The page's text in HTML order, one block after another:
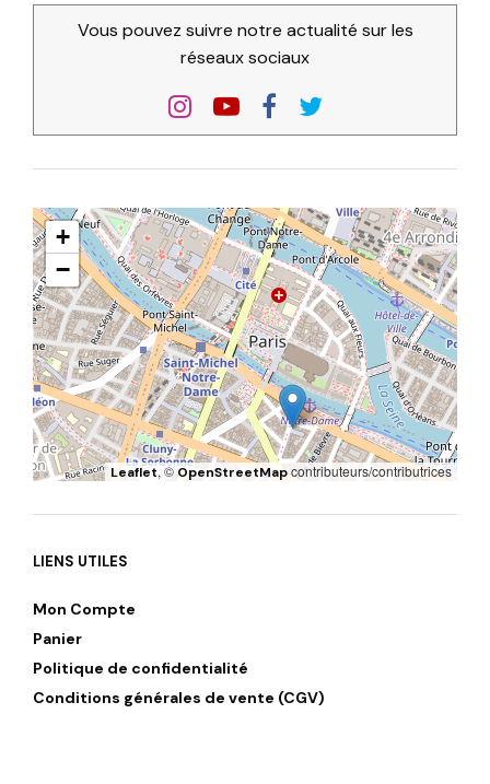
Vous pouvez suivre notre actualité sur les
réseaux sociaux
+
−
Leaflet, ©OpenStreetMapcontributeurs/contributrices
LIENS UTILES
Mon Compte
Panier
Politique de confidentialité
Conditions générales de vente (CGV)